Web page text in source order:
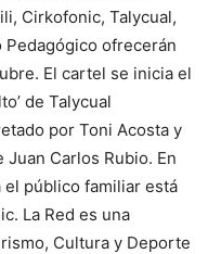
Cirkofonic, Talycual,
Pedagógico ofrecerán
El cartel se inicia el
de Talycual
por Toni Acosta y
Juan Carlos Rubio. En
público familiar está
La Red es una
Cultura y Deporte